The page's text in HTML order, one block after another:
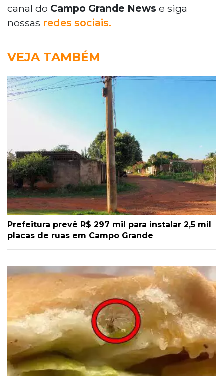
canal do Campo Grande News e siga
nossas redes sociais.
VEJA TAMBÉM
Prefeitura prevê R$ 297 mil para instalar 2,5 mil
placas de ruas em Campo Grande